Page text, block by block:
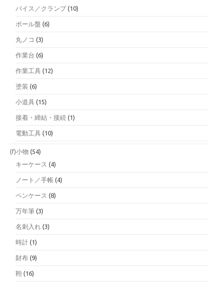
バイス／クランプ(10)
ボール盤 (6)
丸ノコ (3)
作業台 (6)
作業工具 (12)
塗装 (6)
小道具 (15)
接着・締結・接続 (1)
電動工具 (10)
(f)小物 (54)
キーケース (4)
ノート／手帳 (4)
ペンケース (8)
万年筆 (3)
名刺入れ (3)
時計 (1)
財布 (9)
鞄 (16)